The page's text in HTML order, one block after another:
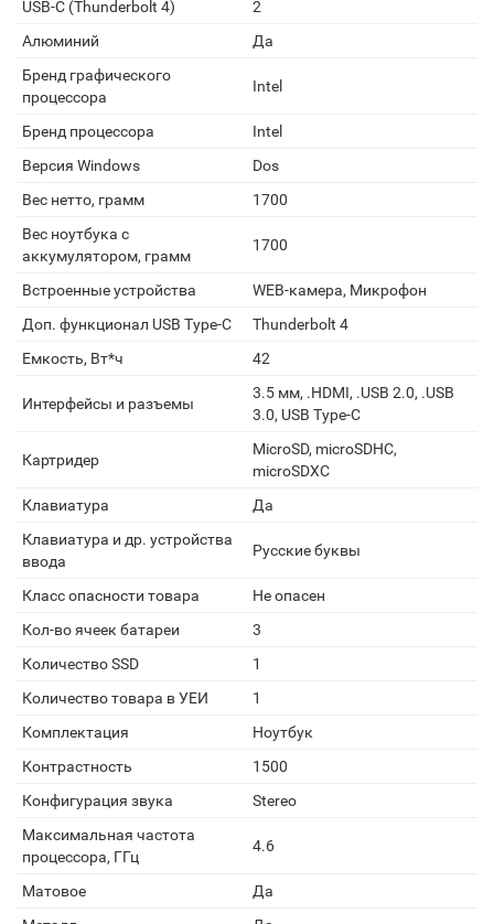
USB-C (Thunderbolt 4)
2
Алюминий
Да
Бренд графического
процессора
Intel
Бренд процессора
Intel
Версия Windows
Dos
Вес нетто, грамм
1700
Вес ноутбука с
аккумулятором, грамм
1700
Встроенные устройства
WEB-камера, Микрофон
Доп. функционал USB Type-C
Thunderbolt 4
Емкость, Вт*ч
42
Интерфейсы и разъемы
3.5 мм, .HDMI, .USB 2.0, .USB
3.0, USB Type-C
Картридер
MicroSD, microSDHC,
microSDXC
Клавиатура
Да
Клавиатура и др. устройства
ввода
Русские буквы
Класс опасности товара
Не опасен
Кол-во ячеек батареи
3
Количество SSD
1
Количество товара в УЕИ
1
Комплектация
Ноутбук
Контрастность
1500
Конфигурация звука
Stereo
Максимальная частота
процессора, ГГц
4.6
Матовое
Да